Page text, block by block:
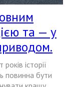
та — у
історії
повинна бути